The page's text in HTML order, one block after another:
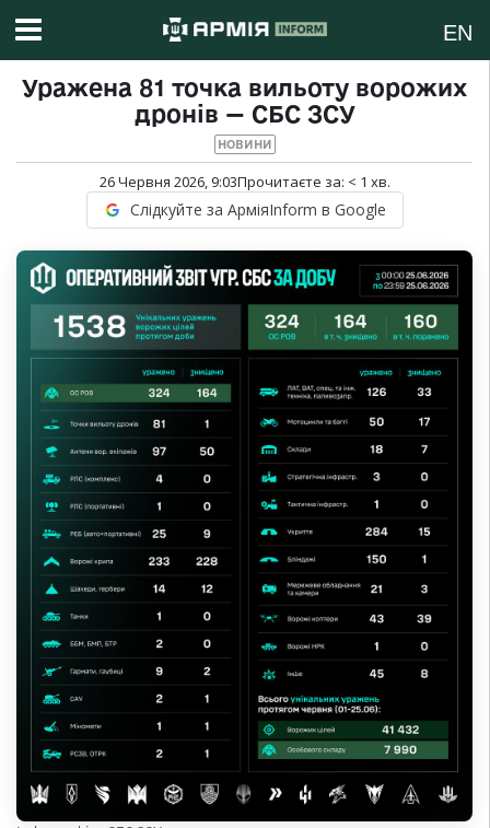
EN
Уражена 81 точка вильоту ворожих
дронів — СБС ЗСУ
НОВИНИ
26 Червня 2026, 9:03Прочитаєте за: < 1 хв.
Слідкуйте за АрміяInform в Google